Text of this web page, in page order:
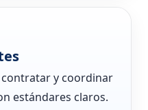
contratar y coordinar
estándares claros.